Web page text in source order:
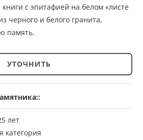
книги с эпитафией на белом «листе
черного и белого гранита,
память.
УТОЧНИТЬ
лет
категория